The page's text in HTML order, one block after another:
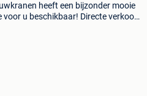
heeft een bijzonder mooie
voor u beschikbaar! Directe verkoop